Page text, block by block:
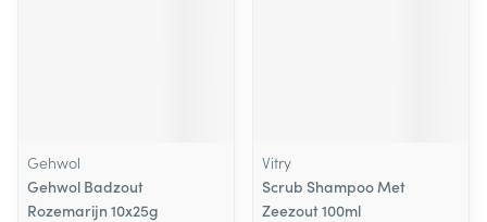
Gehwol
Gehwol Badzout
Rozemarijn 10x25g
Vitry
Scrub Shampoo Met
Zeezout 100ml